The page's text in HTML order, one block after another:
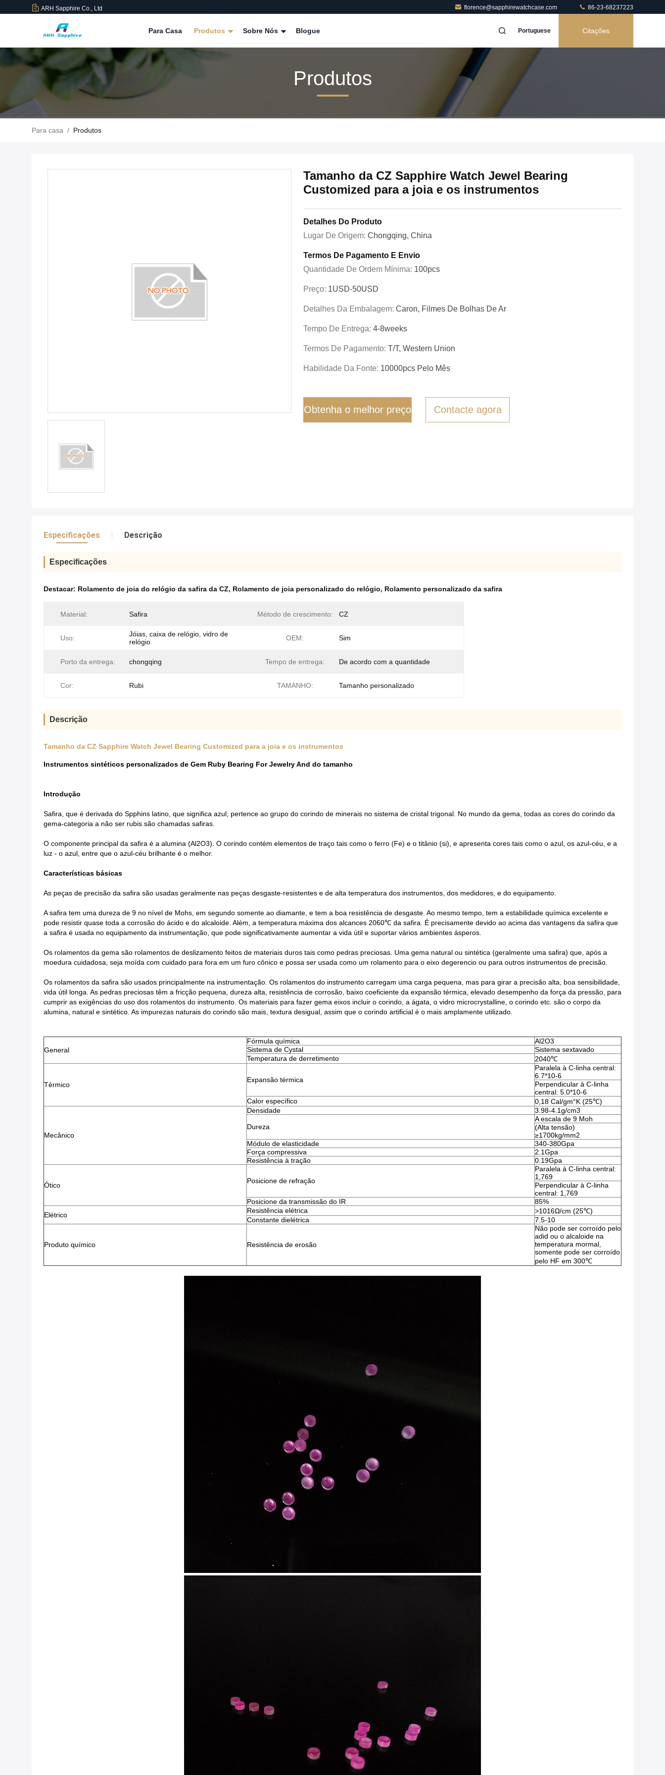
ARH Sapphire Co., Ltd florence@sapphirewatchcase.com 86-23-68237223
Para Casa Produtos Sobre Nós Blogue Portuguese Citações
Produtos
Para casa / Produtos
Tamanho da CZ Sapphire Watch Jewel Bearing
Customized para a joia e os instrumentos
Detalhes Do Produto
Lugar De Origem: Chongqing, China
Termos De Pagamento E Envio
Quantidade De Ordem Mínima: 100pcs
Preço: 1USD-50USD
Detalhes Da Embalagem: Caron, Filmes De Bolhas De Ar
Tempo De Entrega: 4-8weeks
Termos De Pagamento: T/T, Western Union
Habilidade Da Fonte: 10000pcs Pelo Mês
Obtenha o melhor preço Contacte agora
Especificações Descrição
Especificações
Destacar: Rolamento de joia do relógio da safira da CZ, Rolamento de joia personalizado do relógio, Rolamento personalizado da safira
Material: Safira Método de crescimento: CZ
Uso:
Jóias, caixa de relógio, vidro de
relógio
OEM: Sim
Porto da entrega: chongqing Tempo de entrega: De acordo com a quantidade
Cor: Rubi TAMANHO: Tamanho personalizado
Descrição
Tamanho da CZ Sapphire Watch Jewel Bearing Customized para a joia e os instrumentos
Instrumentos sintéticos personalizados de Gem Ruby Bearing For Jewelry And do tamanho
Introdução
Safira, que é derivada do Spphins latino, que significa azul; pertence ao grupo do corindo de minerais no sistema de cristal trigonal. No mundo da gema, todas as cores do corindo da
gema-categoria a não ser rubis são chamadas safiras.
O componente principal da safira é a alumina (Al2O3). O corindo contém elementos de traço tais como o ferro (Fe) e o titânio (si), e apresenta cores tais como o azul, os azul-céu, e a
luz - o azul, entre que o azul-céu brilhante é o melhor.
Características básicas
As peças de precisão da safira são usadas geralmente nas peças desgaste-resistentes e de alta temperatura dos instrumentos, dos medidores, e do equipamento.
A safira tem uma dureza de 9 no nível de Mohs, em segundo somente ao diamante, e tem a boa resistência de desgaste. Ao mesmo tempo, tem a estabilidade química excelente e
pode resistir quase toda a corrosão do ácido e do alcaloide. Além, a temperatura máxima dos alcances 2060℃ da safira. É precisamente devido ao acima das vantagens da safira que
a safira é usada no equipamento da instrumentação, que pode significativamente aumentar a vida útil e suportar vários ambientes ásperos.
Os rolamentos da gema são rolamentos de deslizamento feitos de materiais duros tais como pedras preciosas. Uma gema natural ou sintética (geralmente uma safira) que, após a
moedura cuidadosa, seja moída com cuidado para fora em um furo cônico e possa ser usada como um rolamento para o eixo degerencio ou para outros instrumentos de precisão.
Os rolamentos da safira são usados principalmente na instrumentação. Os rolamentos do instrumento carregam uma carga pequena, mas para girar a precisão alta, boa sensibilidade,
vida útil longa. As pedras preciosas têm a fricção pequena, dureza alta, resistência de corrosão, baixo coeficiente da expansão térmica, elevado desempenho da força da pressão, para
cumprir as exigências do uso dos rolamentos do instrumento. Os materiais para fazer gema eixos incluir o corindo, a ágata, o vidro microcrystalline, o corindo etc. são o corpo da
alumina, natural e sintético. As impurezas naturais do corindo são mais, textura desigual, assim que o corindo artificial é o mais amplamente utilizado.
General
Fórmula química
Al2O3
Sistema de Cystal
Sistema sextavado
Temperatura de derretimento
2040℃
Térmico
Expansão térmica
Paralela à C-linha central:
6.7*10-6
Perpendicular à C-linha
central: 5.0*10-6
Calor específico
0,18 Cal/gm°K (25℃)
Mecânico
Densidade 3.98-4.1g/cm3
Dureza
A escala de 9 Moh
(Alta tensão)
≥1700kg/mm2
Módulo de elasticidade
340-380Gpa
Força compressiva
2.1Gpa
Resistência à tração
0.19Gpa
Ótico
Posicione de refração
Paralela à C-linha central:
1,769
Perpendicular à C-linha
central: 1,769
Posicione da transmissão do IR
85%
Elétrico
Resistência elétrica
>1016Ω/cm (25℃)
Constante dielétrica
7.5-10
Produto químico Resistência de erosão
Não pode ser corroído pelo
adid ou o alcaloide na
temperatura mormal,
somente pode ser corroído
pelo HF em 300℃